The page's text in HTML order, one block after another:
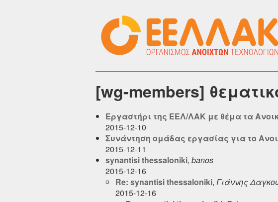
[wg-members]
Εργαστήρι της ΕΕΛ/ΛΑΚ με θέμα τα
2015-12-10
Συνάντηση ομάδας εργασίας για το
2015-12-11
synantisi thessaloniki, banos
2015-12-16
Re: synantisi thessaloniki, Γιάννης
2015-12-16